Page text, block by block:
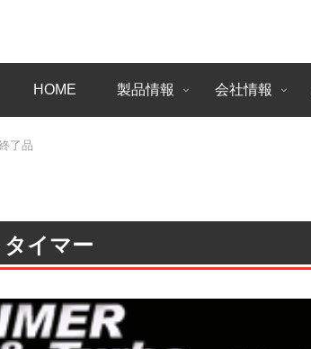
HOME 製品情報 会社情報
了品
イマー